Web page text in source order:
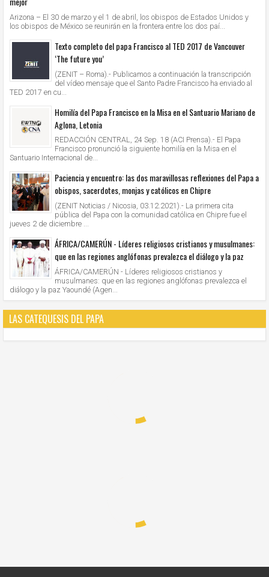
Arizona – El 30 de marzo y el 1 de abril, los obispos de Estados Unidos y
los obispos de México se reunirán en la frontera entre los dos paí...
Texto completo del papa Francisco al TED 2017 de Vancouver
‘The future you’
(ZENIT – Roma).- Publicamos a continuación la transcripción
del vídeo mensaje que el Santo Padre Francisco ha enviado al
TED 2017 en cu...
Homilía del Papa Francisco en la Misa en el Santuario Mariano de
Aglona, Letonia
REDACCIÓN CENTRAL, 24 Sep. 18 (ACI Prensa).- El Papa
Francisco pronunció la siguiente homilía en la Misa en el
Santuario Internacional de...
Paciencia y encuentro: las dos maravillosas reflexiones del Papa a
obispos, sacerdotes, monjas y católicos en Chipre
(ZENIT Noticias / Nicosia, 03.12.2021).- La primera cita
pública del Papa con la comunidad católica en Chipre fue el
jueves 2 de diciembre ...
ÁFRICA/CAMERÚN - Líderes religiosos cristianos y musulmanes:
que en las regiones anglófonas prevalezca el diálogo y la paz
ÁFRICA/CAMERÚN - Líderes religiosos cristianos y
musulmanes: que en las regiones anglófonas prevalezca el
diálogo y la paz Yaoundé (Agen...
LAS CATEQUESIS DEL PAPA